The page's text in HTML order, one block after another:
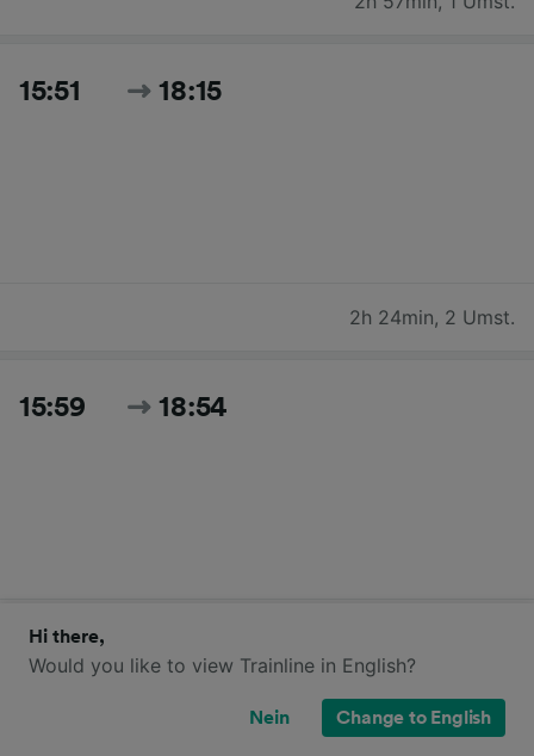
15:51 18:15
2h 24min, 2 Umst.
15:59 18:54
Hi there,
Would you like to view Trainline in English?
Nein Change to English